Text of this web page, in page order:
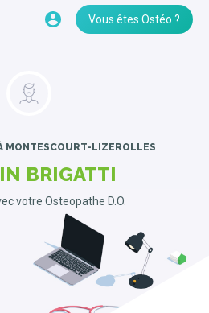
Vous êtes Ostéo ?
MONTESCOURT-LIZEROLLES
BRIGATTI
votre Osteopathe D.O.